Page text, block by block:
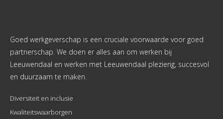
Goed werkgeverschap is een cruciale voorwaarde voor goed
partnerschap. We doen er alles aan om werken bij
Leeuwendaal en werken met Leeuwendaal plezierig, succesvol
en duurzaam te maken.
Diversiteit en inclusie
Kwaliteitswaarborgen